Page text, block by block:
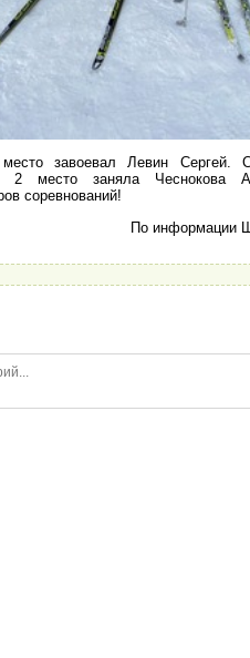
завоевал Левин Сергей.
2 место заняла Чеснокова
соревнований!